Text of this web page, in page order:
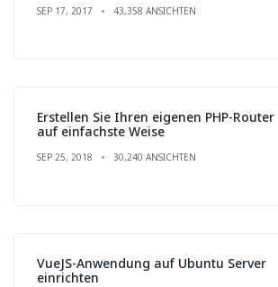
SEP 17, 2017 43,358 ANSICHTEN
Erstellen Sie Ihren eigenen PHP-Router
auf einfachste Weise
SEP 25, 2018 30,240 ANSICHTEN
VueJS-Anwendung auf Ubuntu Server
einrichten